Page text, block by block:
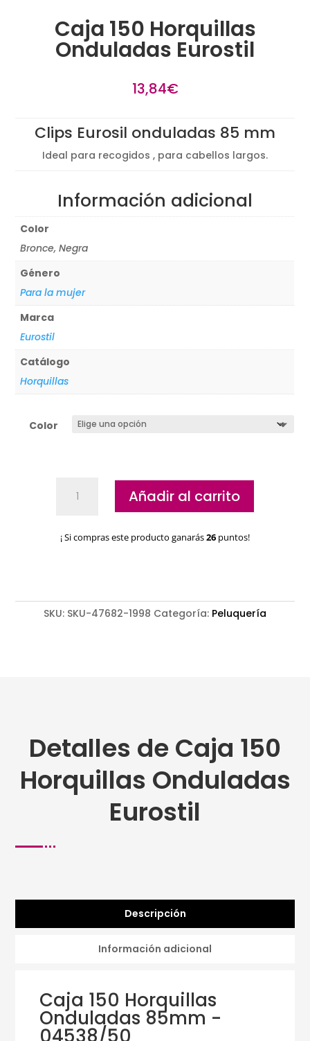
Caja 150 Horquillas
Onduladas Eurostil
13,84€
Clips Eurosil onduladas 85 mm
Ideal para recogidos , para cabellos largos.
Información adicional
Color
Bronce, Negra
Género
Para la mujer
Marca
Eurostil
Catálogo
Horquillas
Color
Onduladas
Añadir al carrito
¡ Si compras este producto ganarás26 puntos!
SKU: SKU-47682-1998 Categoría: Peluquería
Detalles de Caja 150
Horquillas Onduladas
Eurostil
Descripción
Información adicional
Caja 150 Horquillas
Onduladas 85mm -
04538/50